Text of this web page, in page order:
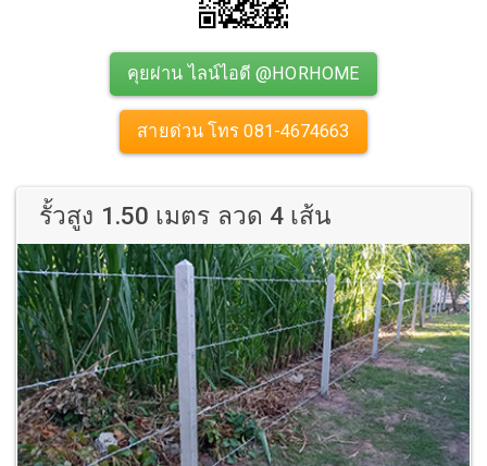
คุยผ่าน ไลน์ไอดี @HORHOME
สายด่วน โทร 081-4674663
รั้วสูง 1.50 เมตร ลวด 4 เส้น